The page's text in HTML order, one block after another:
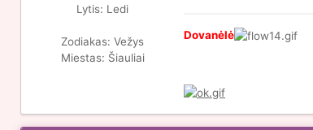
Lytis: Ledi
Zodiakas: Vežys
Miestas: Šiauliai
Dovanėlė